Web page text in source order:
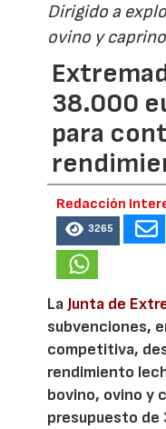
Dirigido a
ovino y caprino
38.000
para
Redacción
3265
La Junta de
subvenciones,
competitiva,
rendimiento
bovino, ovino y
presupuesto de